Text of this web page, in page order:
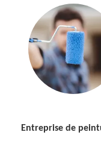
Entreprise de